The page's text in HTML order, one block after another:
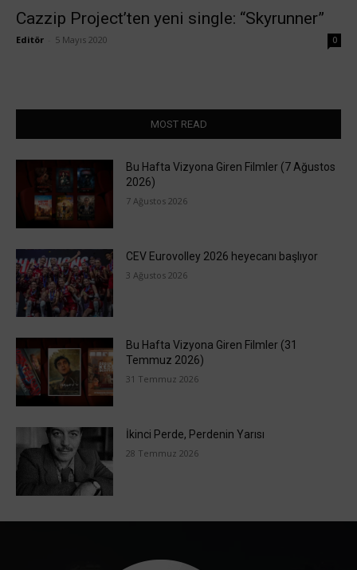
Cazzip Project’ten yeni single: “Skyrunner”
Editör 5 Mayıs 2020 0
MOST READ
Bu Hafta Vizyona Giren Filmler (7 Ağustos
2026)
7 Ağustos 2026
CEV Eurovolley 2026 heyecanı başlıyor
3 Ağustos 2026
Bu Hafta Vizyona Giren Filmler (31
Temmuz 2026)
31 Temmuz 2026
İkinci Perde, Perdenin Yarısı
28 Temmuz 2026